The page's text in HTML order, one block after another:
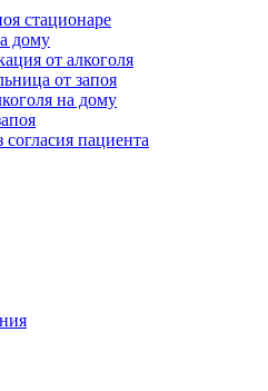
стационаре
дому
от алкоголя
от запоя
на дому
согласия пациента